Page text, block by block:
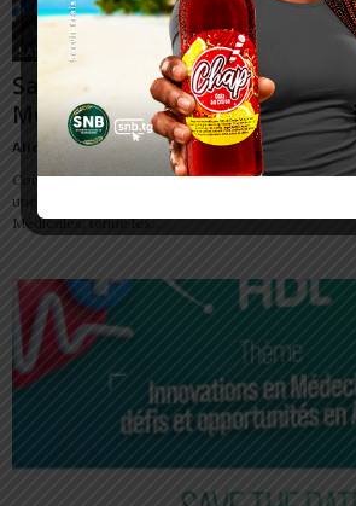
SANTÉ
Santé : « Dogta-Lafiè, c’est
Monde », réaffirme le
Alida AKAKPO - 8 octobre 2025
Contrairement aux idées reçues, l’hôpital Dogta-
une catégorie privilégiée. Lors de la première
Médicales, tenue les...